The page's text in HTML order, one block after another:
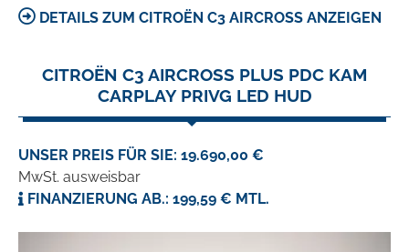
DETAILS ZUM CITROËN C3 AIRCROSS ANZEIGEN
CITROËN C3 AIRCROSS PLUS PDC KAM
CARPLAY PRIVG LED HUD
UNSER PREIS FÜR SIE: 19.690,00 €
MwSt. ausweisbar
FINANZIERUNG AB.: 199,59 € MTL.